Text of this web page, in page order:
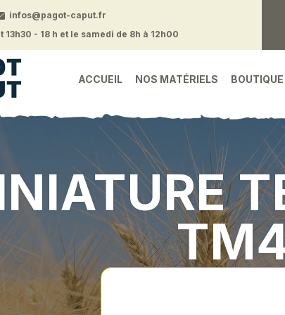
infos@pagot-caput.fr
13h30 - 18 h et le samedi de 8h à 12h00
ACCUEIL NOS MATÉRIELS BOUTIQUE